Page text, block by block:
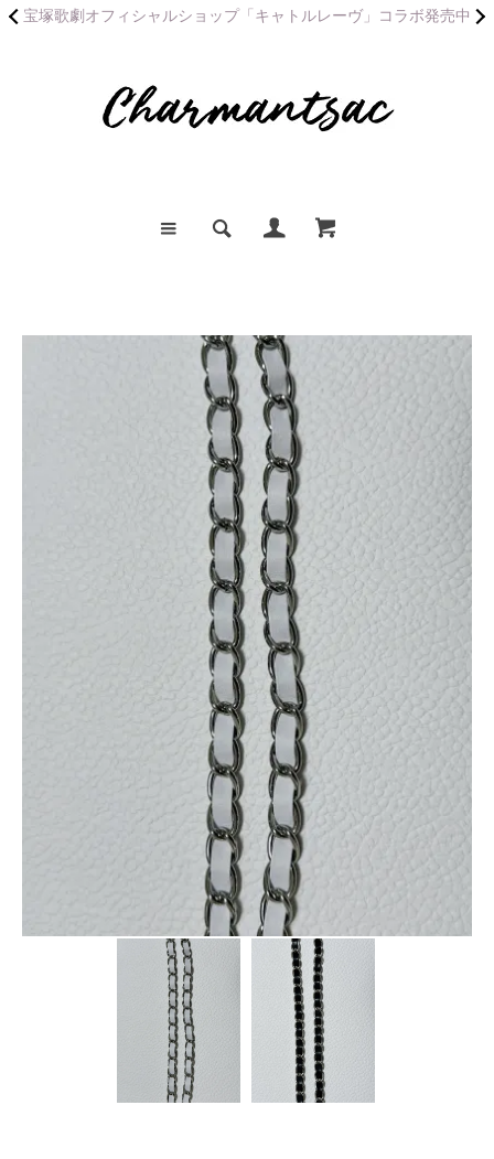
宝塚歌劇オフィシャルショップ「キャトルレーヴ」コラボ発売中